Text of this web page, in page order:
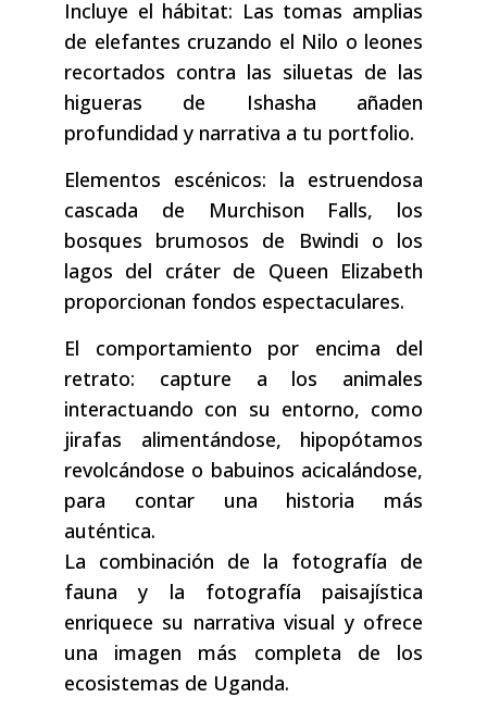
Incluye el hábitat: Las tomas amplias
de elefantes cruzando el Nilo o leones
recortados contra las siluetas de las
higueras de Ishasha añaden
profundidad y narrativa a tu portfolio.
Elementos escénicos: la estruendosa
cascada de Murchison Falls, los
bosques brumosos de Bwindi o los
lagos del cráter de Queen Elizabeth
proporcionan fondos espectaculares.
El comportamiento por encima del
retrato: capture a los animales
interactuando con su entorno, como
jirafas alimentándose, hipopótamos
revolcándose o babuinos acicalándose,
para contar una historia más
auténtica.
La combinación de la fotografía de
fauna y la fotografía paisajística
enriquece su narrativa visual y ofrece
una imagen más completa de los
ecosistemas de Uganda.